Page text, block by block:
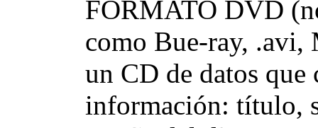
FORMATO DVD
como Bue-ray, .avi,
un CD de datos que
información: título,